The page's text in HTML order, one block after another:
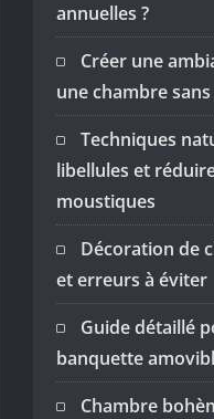
annuelles ?
Créer une
une chambre
Techniques
libellules et
moustiques
Décoration de
et erreurs à éviter
Guide détaillé
banquette
Chambre